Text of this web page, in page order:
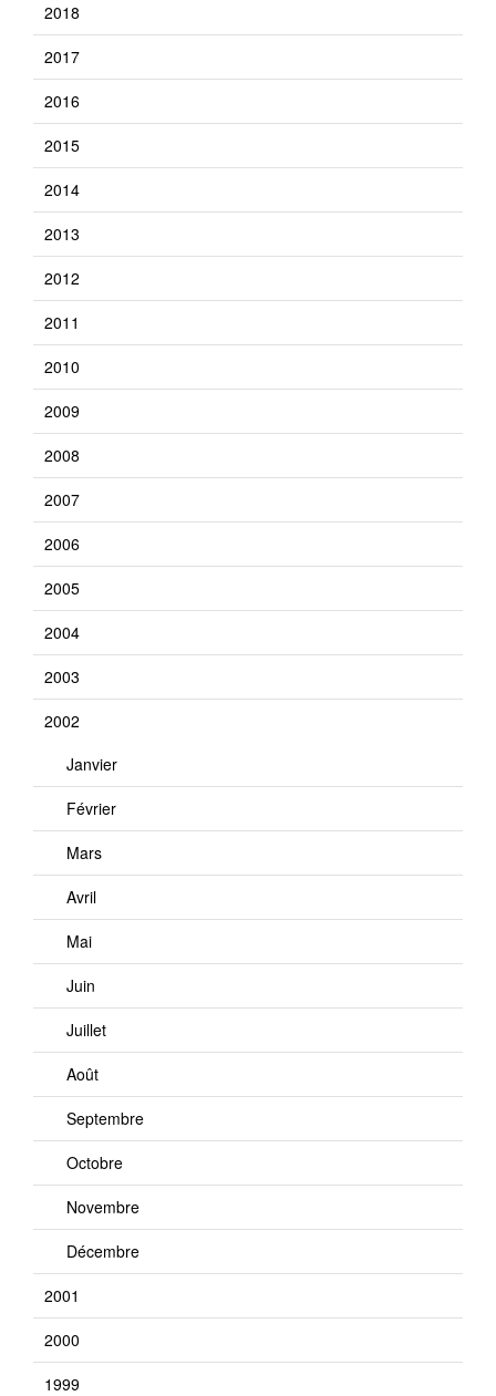
2018
2017
2016
2015
2014
2013
2012
2011
2010
2009
2008
2007
2006
2005
2004
2003
2002
Janvier
Février
Mars
Avril
Mai
Juin
Juillet
Août
Septembre
Octobre
Novembre
Décembre
2001
2000
1999